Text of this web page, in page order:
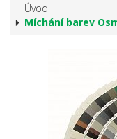
Úvod
Míchání barev